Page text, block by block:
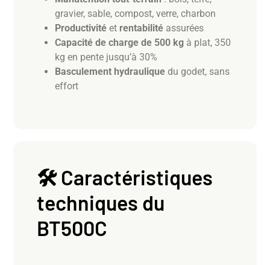
gravier, sable, compost, verre, charbon
Productivité et rentabilité assurées
Capacité de charge de 500 kg à plat, 350
kg en pente jusqu’à 30%
Basculement hydraulique du godet, sans
effort
🛠️ Caractéristiques
techniques du
BT500C